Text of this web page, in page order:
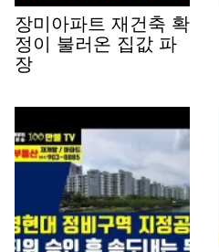
장미아파트 재건축 확
정이 불러온 집값 파
장